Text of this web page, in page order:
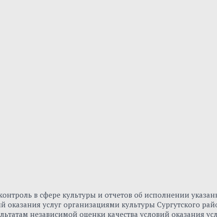
в сфере культуры и отчетов об исполнении
оказания услуг организациями культуры Сургутского
независимой оценки качества условий оказания